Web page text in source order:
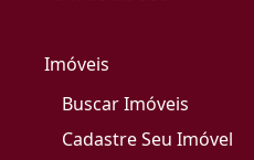
Imóveis
Buscar Imóveis
Cadastre Seu Imóvel